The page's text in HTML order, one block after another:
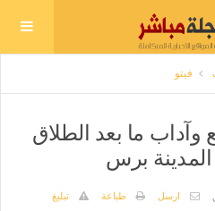
فيتو
وآداب ما بعد الطلاق
برس
ارسل طباعة
تبليغ